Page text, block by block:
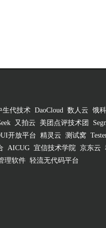
生代技术 DaoCloud 数人云 饿
又拍云 美团点评技术团
开放平台 精灵云 测试窝
AICUG 宜信技术学院 京东云
理软件 轻流无代码平台